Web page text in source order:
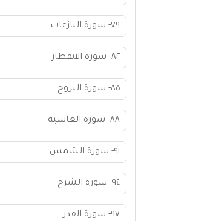
٧٩- سورة النازعات
٨٢- سورة الانفطار
٨٥- سورة البروج
٨٨- سورة الغاشية
٩١- سورة الشمس
٩٤- سورة الشرح
٩٧- سورة القدر